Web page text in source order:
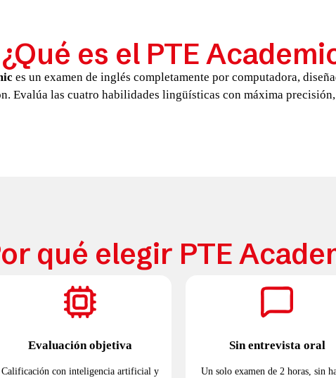
¿Qué es el PTE
es un examen de inglés completamente por computadora,
Evalúa las cuatro habilidades lingüísticas con máxima
qué elegir PTE
Evaluación objetiva
Calificación con inteligencia artificial y
Sin entrevista oral
Un solo examen de 2 horas, sin